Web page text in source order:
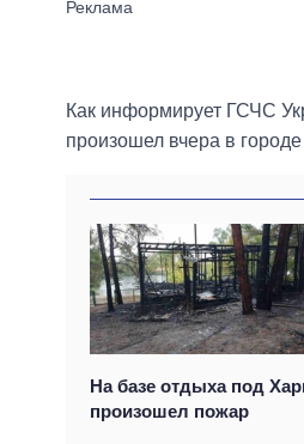
Как информирует ГСЧС
произошел вчера в городе
На базе отдыха под
произошел пожар